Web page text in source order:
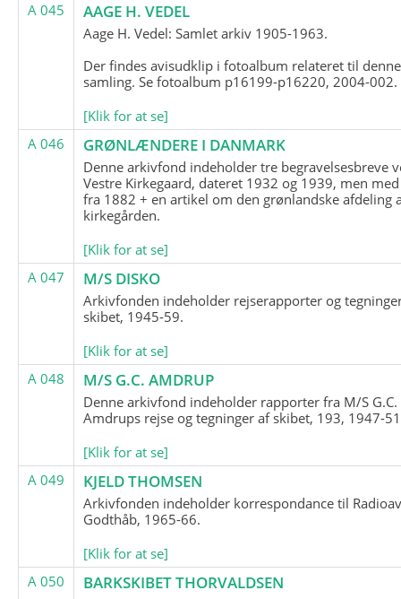
A 045
AAGE H. VEDEL
Aage H. Vedel: Samlet arkiv 1905-1963.
Der findes avisudklip i fotoalbum relateret til denne
samling. Se fotoalbum p16199-p16220, 2004-002.
[Klik for at se]
A 046
GRØNLÆNDERE I DANMARK
Denne arkivfond indeholder tre begravelsesbreve
Vestre Kirkegaard, dateret 1932 og 1939, men
fra 1882 + en artikel om den grønlandske afdeling
kirkegården.
[Klik for at se]
A 047
M/S DISKO
Arkivfonden indeholder rejserapporter og
skibet, 1945-59.
[Klik for at se]
A 048
M/S G.C. AMDRUP
Denne arkivfond indeholder rapporter fra M/S G.C.
Amdrups rejse og tegninger af skibet, 193, 1947-
[Klik for at se]
A 049
KJELD THOMSEN
Arkivfonden indeholder korrespondance til
Godthåb, 1965-66.
[Klik for at se]
A 050
BARKSKIBET THORVALDSEN